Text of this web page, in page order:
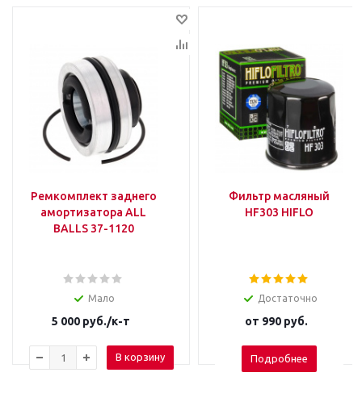
Ремкомплект заднего
амортизатора ALL
BALLS 37-1120
Мало
5 000руб./к-т
В корзину
Фильтр масляный
HF303 HIFLO
Достаточно
от 990 руб.
Подробнее